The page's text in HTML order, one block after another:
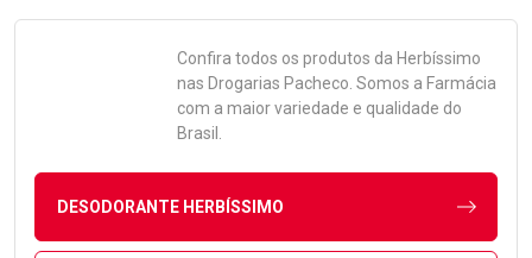
Confira todos os produtos da Herbíssimo
nas Drogarias Pacheco. Somos a Farmácia
com a maior variedade e qualidade do
Brasil.
DESODORANTE HERBÍSSIMO